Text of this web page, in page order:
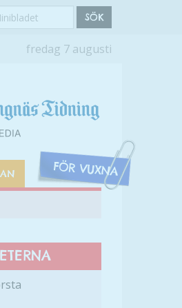
SÖK
fredag 7 augusti